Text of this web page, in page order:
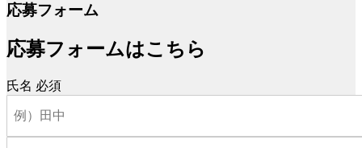
応募フォーム
応募フォームはこちら
氏名 必須